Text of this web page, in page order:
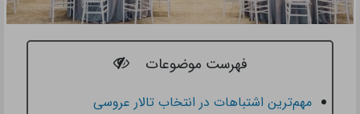
فهرست موضوعات
مهم‌ترین اشتباهات در انتخاب تالار عروسی